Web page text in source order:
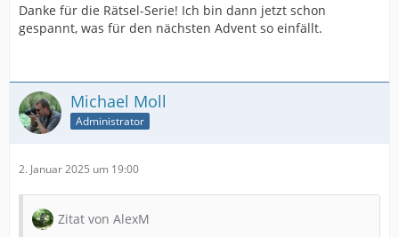
Danke für die Rätsel-Serie! Ich bin dann jetzt schon
gespannt, was für den nächsten Advent so einfällt.
Michael Moll
Administrator
2. Januar 2025 um 19:00
Zitat von AlexM